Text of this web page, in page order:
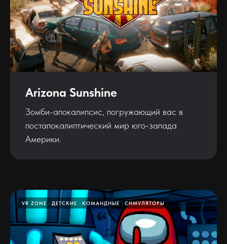
Arizona Sunshine
Зомби-апокалипсис, погружающий вас в
постапокалиптический мир юго-запада
Америки.
VR ZONE ДЕТСКИЕ КОМАНДНЫЕ СИМУЛЯТОРЫ